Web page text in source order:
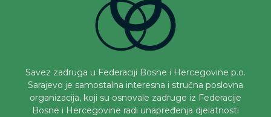
Savez zadruga u Federaciji Bosne i Hercegovine p.o.
Sarajevo je samostalna interesna i stručna poslovna
organizacija, koji su osnovale zadruge iz Federacije
Bosne i Hercegovine radi unapređenja djelatnosti